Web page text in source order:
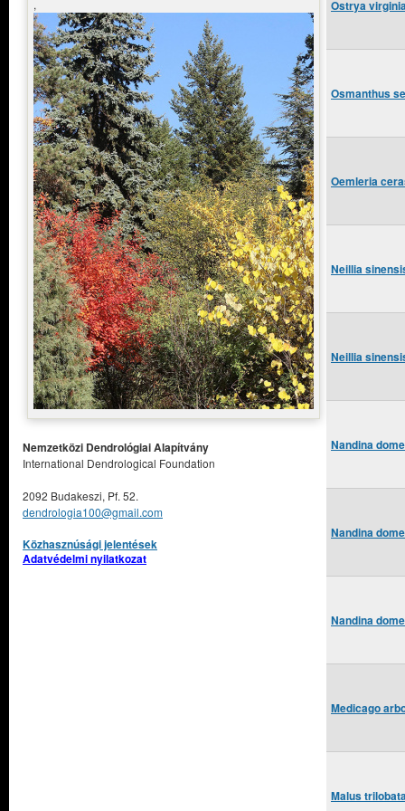
Ostrya
Osmanthus
Oemleria
Neillia
Neillia
Nandina
Nandina
Nandina
Medicago
Malus
,
Nemzetközi Dendrológiai Alapítvány
International Dendrological Foundation
2092 Budakeszi, Pf. 52.
dendrologia100@gmail.com
Közhasznúsági jelentések
Adatvédelmi nyilatkozat